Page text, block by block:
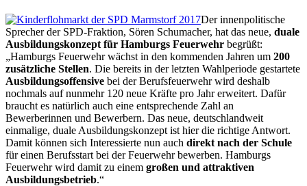
Der innenpolitische
Sprecher der SPD-Fraktion, Sören Schumacher, hat das neue, duale
Ausbildungskonzept für Hamburgs Feuerwehr begrüßt:
„Hamburgs Feuerwehr wächst in den kommenden Jahren um 200
zusätzliche Stellen. Die bereits in der letzten Wahlperiode gestartete
Ausbildungsoffensive bei der Berufsfeuerwehr wird deshalb
nochmals auf nunmehr 120 neue Kräfte pro Jahr erweitert. Dafür
braucht es natürlich auch eine entsprechende Zahl an
Bewerberinnen und Bewerbern. Das neue, deutschlandweit
einmalige, duale Ausbildungskonzept ist hier die richtige Antwort.
Damit können sich Interessierte nun auch direkt nach der Schule
für einen Berufsstart bei der Feuerwehr bewerben. Hamburgs
Feuerwehr wird damit zu einem großen und attraktiven
Ausbildungsbetrieb.“